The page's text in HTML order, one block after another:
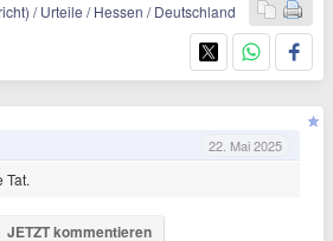
/ Urteile / Hessen / Deutschland
22. Mai 2025
Tat.
JETZT kommentieren